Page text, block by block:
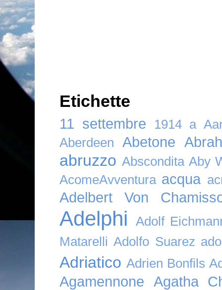
Etichette
11 settembre 1914 a
Aberdeen
Abetone
abruzzo Abscondita Aby
AcomeAvventura acqua
Adelbert Von
Adelphi
Adolf
Matarelli Adolfo Suarez
Adriatico Adrien Bonfils
Agamennone
Agatha